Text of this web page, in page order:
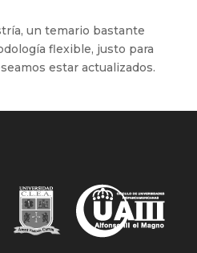
un temario bastante
flexible, justo para
estar actualizados.